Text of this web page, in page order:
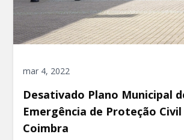
mar 4, 2022
Desativado Plano Municipal
Emergência de Proteção Civil
Coimbra